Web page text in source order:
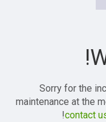
Sorry for the
maintenance at the
contact